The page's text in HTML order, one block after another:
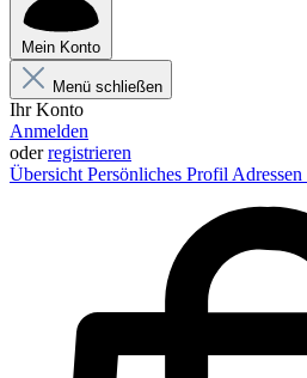
Mein Konto
Menü schließen
Ihr Konto
Anmelden
oderregistrieren
Übersicht Persönliches Profil Adressen